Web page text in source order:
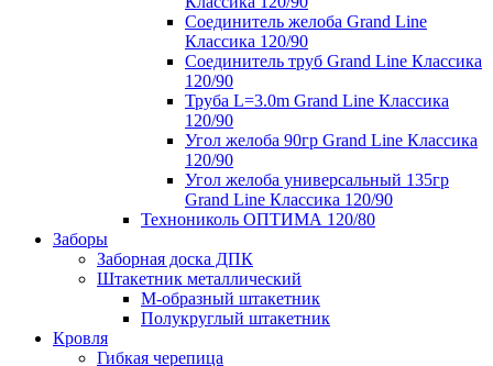
Соединитель желоба Grand Line
Классика 120/90
Соединитель труб Grand Line Классика
120/90
Труба L=3.0m Grand Line Классика
120/90
Угол желоба 90гр Grand Line Классика
120/90
Угол желоба универсальный 135гр
Grand Line Классика 120/90
Технониколь ОПТИМА 120/80
Заборы
Заборная доска ДПК
Штакетник металлический
М-образный штакетник
Полукруглый штакетник
Кровля
Гибкая черепица